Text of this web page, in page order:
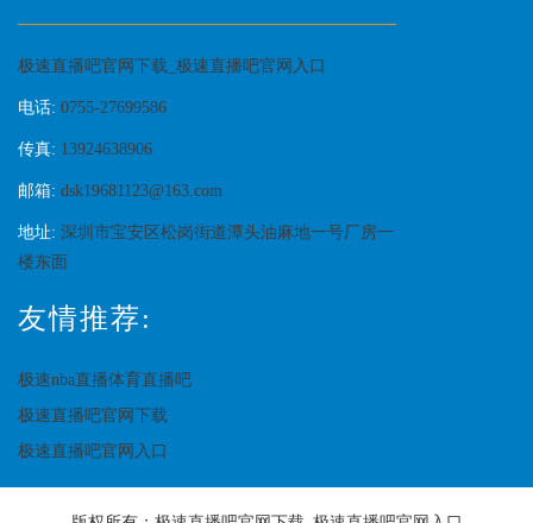
极速直播吧官网下载_极速直播吧官网入口
电话: 0755-27699586
传真: 13924638906
邮箱: dsk19681123@163.com
地址: 深圳市宝安区松岗街道潭头油麻地一号厂房一
楼东面
友情推荐:
极速nba直播体育直播吧
极速直播吧官网下载
极速直播吧官网入口